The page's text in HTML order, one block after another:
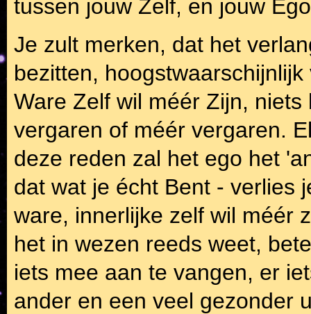
tussen jouw Zelf, en jouw
Je zult merken, dat het
bezitten,
Ware Zelf wil méér Zijn,
vergaren of méér vergaren.
deze reden zal het ego het
dat wat je écht Bent - verlies
ware, innerlijke zelf wil méér
het in wezen reeds weet,
iets mee aan te vangen, er
ander en een veel gezonder